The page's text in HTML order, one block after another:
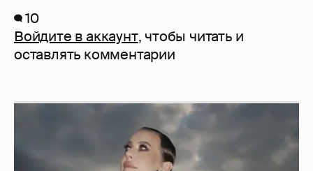
10
Войдите в аккаунт, чтобы читать и
оставлять комментарии